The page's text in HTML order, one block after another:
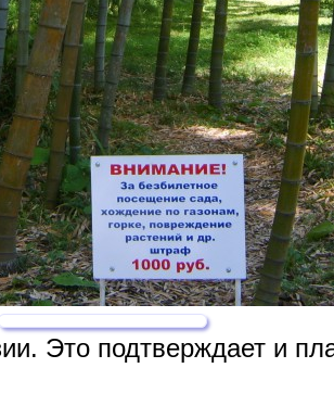
Это подтверждает и